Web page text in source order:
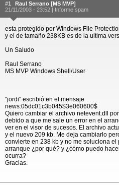
#1
Raul Serrano [MS MVP]
21/11/2003 - 23:52 | Informe spam
esta protegido por Windows File
y el de tamaño 238KB es de la ultima
Un Saludo
Raul Serrano
MS MVP Windows Shell/User
"jordi" escribió en el mensaje
news:05dc01c3b045$3e060600$
Quiero cambiar el archivo netevent.dll
debido a que me sale un error en el
ver en el visor de sucesos. El archivo
y el nuevo 209 kb. Me deja cambiarlo
convierte en 238 kb y no me soluciona el
arranque ¿por qué? y ¿cómo puedo
ocurra?
Gracias.